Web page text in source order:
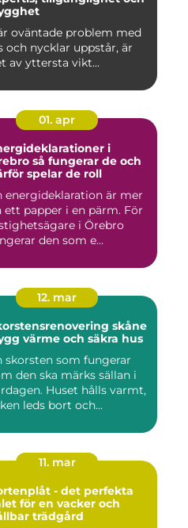
oväntade problem med
och nycklar uppstår, är
av yttersta vikt...
01. apr
i
fungerar de och
spelar de roll
energideklaration är mer
ett papper i en pärm. För
i Örebro
den som e...
12. mar
skåne
värme och säkra hus
skorsten som fungerar
den ska märks sällan i
Huset hålls varmt,
leds bort och...
11. mar
- det perfekta
för en vacker och
trädgård